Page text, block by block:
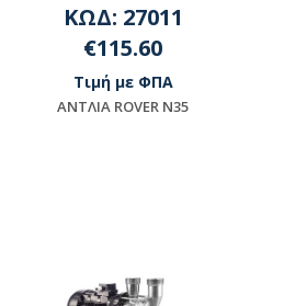
ΚΩΔ: 27011
€115.60
Τιμή με ΦΠΑ
ΑΝΤΛΙΑ ROVER N35